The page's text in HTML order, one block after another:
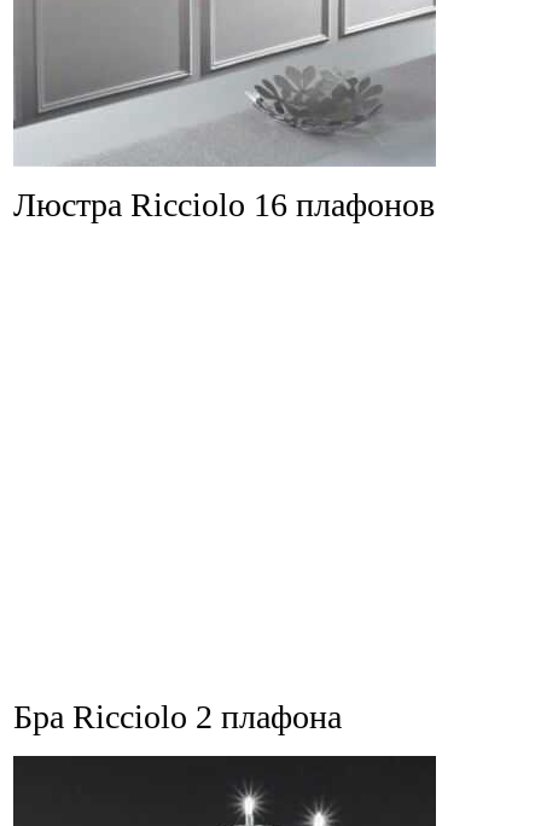
Люстра Ricciolo 16 плафонов
Бра Ricciolo 2 плафона